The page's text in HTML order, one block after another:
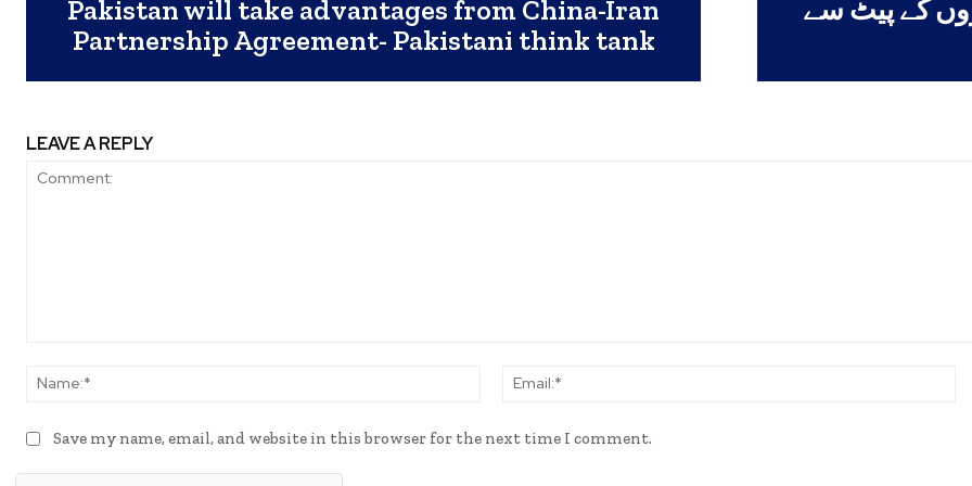
Pakistan will take advantages from China-Iran
Partnership Agreement- Pakistani think tank
کے پیٹ سے
LEAVE A REPLY
Name:*
Save my name, email, and website in this browser for the next time I comment.